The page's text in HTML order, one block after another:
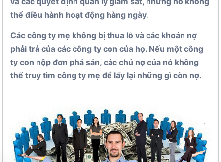
thể điều hành hoạt động hàng ngày.
Các công ty mẹ không bị thua lỗ và các khoản nợ
phải trả của các công ty con của họ. Nếu một công
ty con nộp đơn phá sản, các chủ nợ của nó không
thể truy tìm công ty mẹ để lấy lại những gì còn nợ.